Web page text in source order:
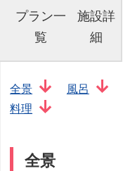
プラン一
覧
施設詳
細
全景 風呂
料理
全景